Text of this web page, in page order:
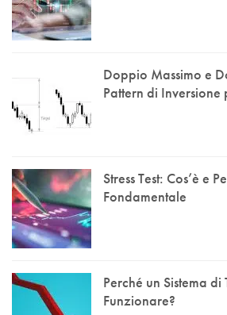
Doppio Massimo e
Pattern di
Stress Test: Cos’è e
Fondamentale
Perché un Sistema
Funzionare?